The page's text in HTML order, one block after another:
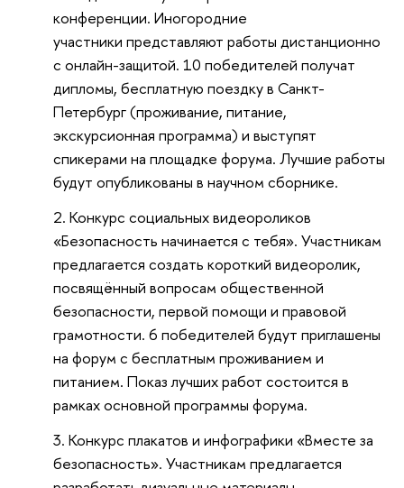
конференции. Иногородние
участники представляют работы дистанционно
с онлайн-защитой. 10 победителей получат
дипломы, бесплатную поездку в Санкт-
Петербург (проживание, питание,
экскурсионная программа) и выступят
спикерами на площадке форума. Лучшие работы
будут опубликованы в научном сборнике.
Конкурс социальных видеороликов
«Безопасность начинается с тебя». Участникам
предлагается создать короткий видеоролик,
посвящённый вопросам общественной
безопасности, первой помощи и правовой
грамотности. 6 победителей будут приглашены
на форум с бесплатным проживанием и
питанием. Показ лучших работ состоится в
рамках основной программы форума.
Конкурс плакатов и инфографики «Вместе за
безопасность». Участникам предлагается